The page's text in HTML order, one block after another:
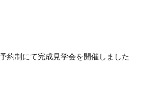
約制にて完成見学会を開催しました